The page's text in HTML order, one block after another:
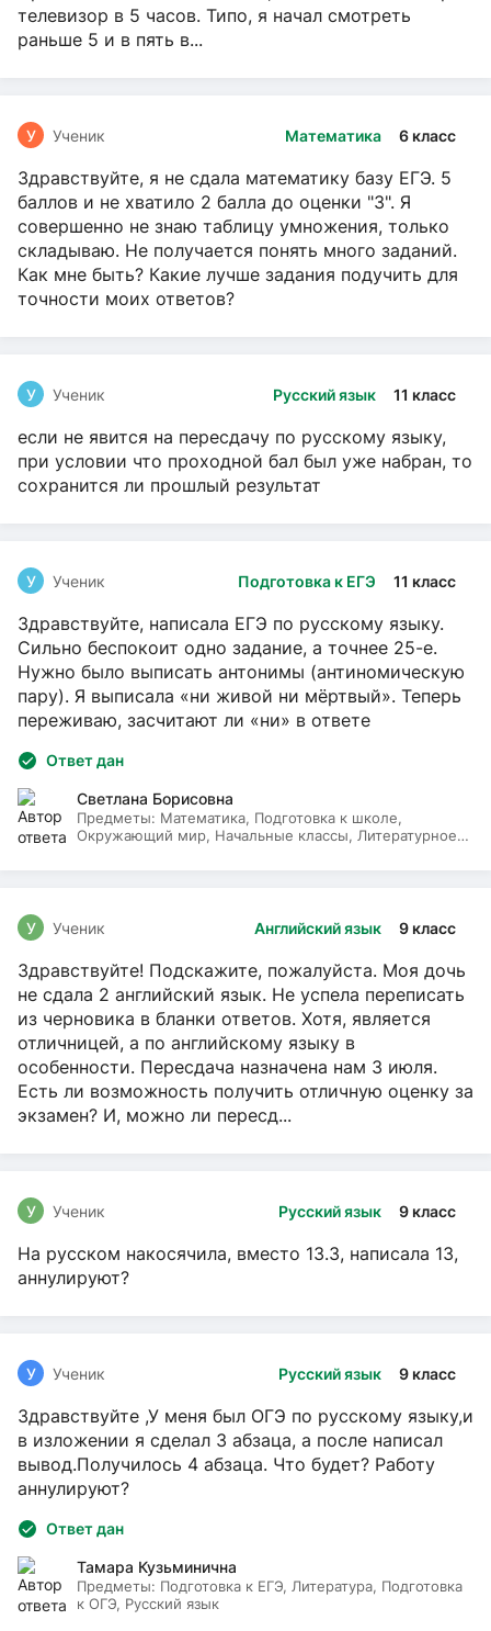
телевизор в 5 часов. Типо, я начал смотреть
раньше 5 и в пять в...
Математика 6 класс
У Ученик
Здравствуйте, я не сдала математику базу ЕГЭ. 5
баллов и не хватило 2 балла до оценки "3". Я
совершенно не знаю таблицу умножения, только
складываю. Не получается понять много заданий.
Как мне быть? Какие лучше задания подучить для
точности моих ответов?
Русский язык 11 класс
У Ученик
если не явится на пересдачу по русскому языку,
при условии что проходной бал был уже набран, то
сохранится ли прошлый результат
Подготовка к ЕГЭ 11 класс
У Ученик
Здравствуйте, написала ЕГЭ по русскому языку.
Сильно беспокоит одно задание, а точнее 25-е.
Нужно было выписать антонимы (антиномическую
пару). Я выписала «ни живой ни мёртвый». Теперь
переживаю, засчитают ли «ни» в ответе
Ответ дан
Светлана Борисовна
Предметы: Математика, Подготовка к школе,
Окружающий мир, Начальные классы, Литературное
Английский язык 9 класс
У Ученик
Здравствуйте! Подскажите, пожалуйста. Моя дочь
не сдала 2 английский язык. Не успела переписать
из черновика в бланки ответов. Хотя, является
отличницей, а по английскому языку в
особенности. Пересдача назначена нам 3 июля.
Есть ли возможность получить отличную оценку за
экзамен? И, можно ли пересд...
Русский язык 9 класс
У Ученик
На русском накосячила, вместо 13.3, написала 13,
аннулируют?
Русский язык 9 класс
У Ученик
Здравствуйте ,У меня был ОГЭ по русскому языку,и
в изложении я сделал 3 абзаца, а после написал
вывод.Получилось 4 абзаца. Что будет? Работу
аннулируют?
Ответ дан
Тамара Кузьминична
Предметы: Подготовка к ЕГЭ, Литература, Подготовка
к ОГЭ, Русский язык